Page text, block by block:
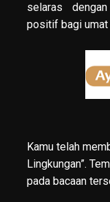
selaras
positif bagi umat
Kamu telah
Lingkungan”.
pada bacaan